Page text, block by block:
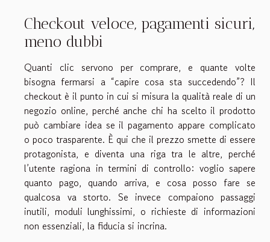
Checkout veloce, pagamenti sicuri,
meno dubbi
Quanti clic servono per comprare, e quante volte
bisogna fermarsi a “capire cosa sta succedendo”? Il
checkout è il punto in cui si misura la qualità reale di un
negozio online, perché anche chi ha scelto il prodotto
può cambiare idea se il pagamento appare complicato
o poco trasparente. È qui che il prezzo smette di essere
protagonista, e diventa una riga tra le altre, perché
l’utente ragiona in termini di controllo: voglio sapere
quanto pago, quando arriva, e cosa posso fare se
qualcosa va storto. Se invece compaiono passaggi
inutili, moduli lunghissimi, o richieste di informazioni
non essenziali, la fiducia si incrina.